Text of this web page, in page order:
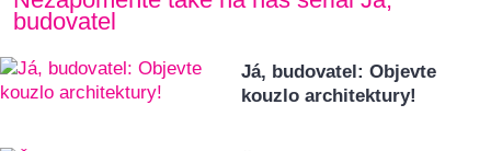
budovatel
Já, budovatel: Objevte
kouzlo architektury!